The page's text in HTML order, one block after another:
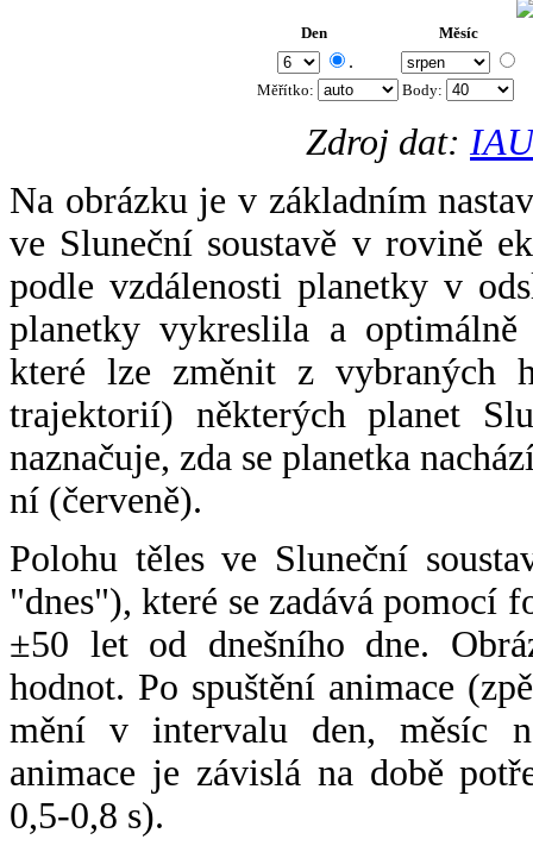
Den Měsíc
.
Měřítko: Body:
Zdroj dat:
Na obrázku je v základním
ve Sluneční soustavě v rovině
podle vzdálenosti planetky v
planetky vykreslila a
které lze změnit z vybraných
trajektorií) některých planet
naznačuje, zda se planetka
ní (červeně).
Polohu těles ve Sluneční
"dnes"), které se zadává pomocí
±50 let od dnešního dne.
hodnot. Po spuštění animace
mění v intervalu den, měsíc
animace je závislá na době
0,5-0,8 s).